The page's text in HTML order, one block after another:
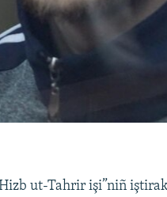
ut-Tahrir işi”niñ